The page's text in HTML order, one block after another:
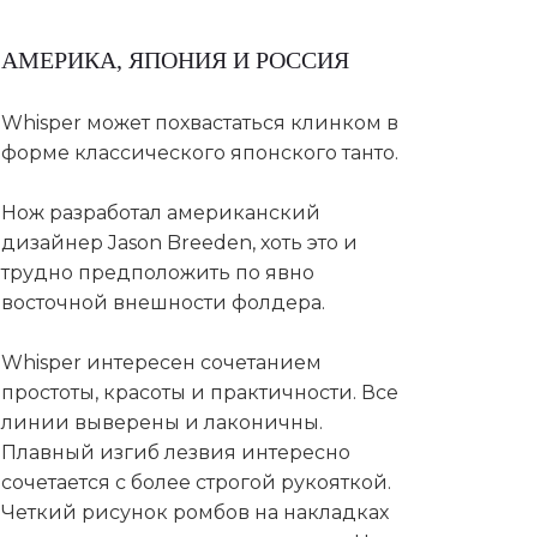
АМЕРИКА, ЯПОНИЯ И РОССИЯ
Whisper может похвастаться клинком в
форме классического японского танто.
Нож разработал американский
дизайнер Jason Breeden, хоть это и
трудно предположить по явно
восточной внешности фолдера.
Whisper интересен сочетанием
простоты, красоты и практичности. Все
линии выверены и лаконичны.
Плавный изгиб лезвия интересно
сочетается с более строгой рукояткой.
Четкий рисунок ромбов на накладках